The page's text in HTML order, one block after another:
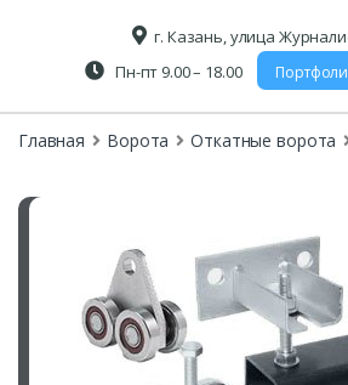
г. Казань, улица
Пн-пт 9.00 – 18.00
Главная Ворота Откатные ворота